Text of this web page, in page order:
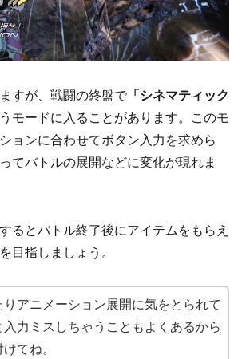
すが、戦闘の終盤で「シネマティック
モードに入ることがあります。このモ
ョンに合わせてボタン入力を求めら
てバトルの展開などに変化が現れま
るとバトル終了後にアイテムをもらえ
目指しましょう。
アニメーション展開に気をとられて
入力ミスしちゃうこともよくあるから
てね。